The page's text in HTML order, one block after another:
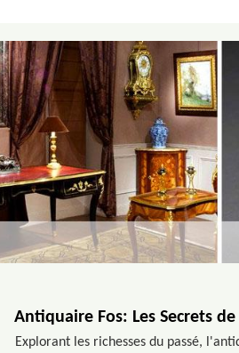
Antiquaire Fos: Les Secrets
Explorant les richesses du passé,